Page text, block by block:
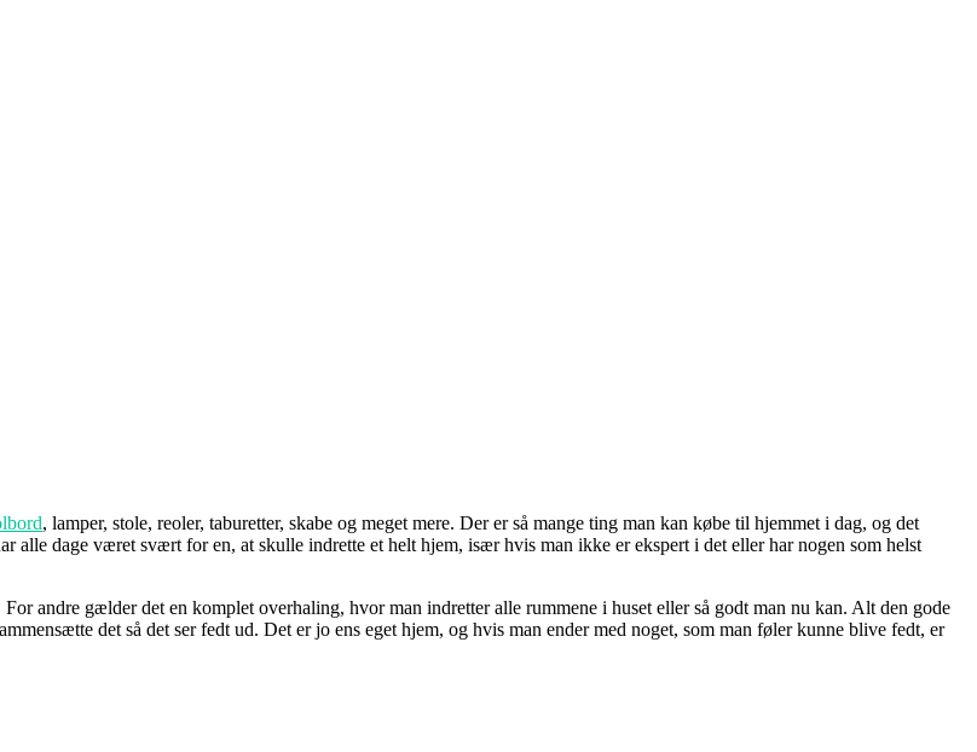
, lamper, stole, reoler, taburetter, skabe og meget mere. Der er så mange ting man kan købe til hjemmet i dag, og det
alle dage været svært for en, at skulle indrette et helt hjem, især hvis man ikke er ekspert i det eller har nogen som helst
andre gælder det en komplet overhaling, hvor man indretter alle rummene i huset eller så godt man nu kan. Alt den gode
det så det ser fedt ud. Det er jo ens eget hjem, og hvis man ender med noget, som man føler kunne blive fedt, er